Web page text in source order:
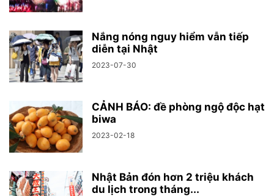
Nắng nóng nguy hiểm vẫn tiếp
diễn tại Nhật
2023-07-30
CẢNH BÁO: đề phòng ngộ độc hạt
biwa
2023-02-18
Nhật Bản đón hơn 2 triệu khách
du lịch trong tháng...